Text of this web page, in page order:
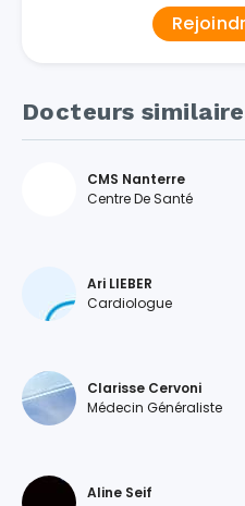
Docteurs
CMS Nanterre
Centre De Santé
Ari LIEBER
Cardiologue
Clarisse Cervoni
Médecin Généraliste
Aline Seif